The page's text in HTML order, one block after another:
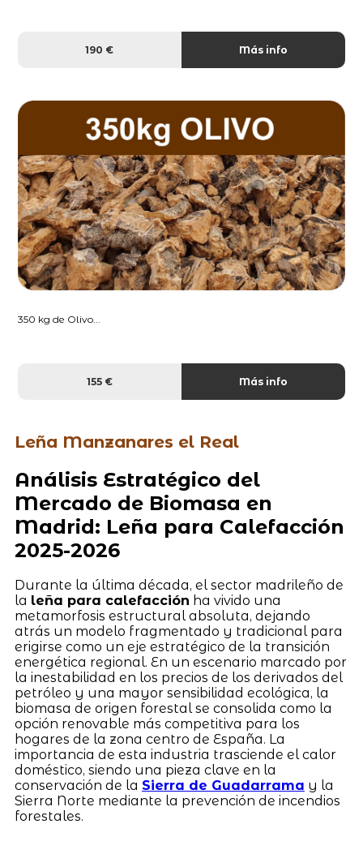
190 € Más info
350 kg de Olivo...
155 € Más info
Leña Manzanares el Real
Análisis Estratégico del
Mercado de Biomasa en
Madrid: Leña para Calefacción
2025-2026
Durante la última década, el sector madrileño de
la leña para calefacción ha vivido una
metamorfosis estructural absoluta, dejando
atrás un modelo fragmentado y tradicional para
erigirse como un eje estratégico de la transición
energética regional. En un escenario marcado por
la inestabilidad en los precios de los derivados del
petróleo y una mayor sensibilidad ecológica, la
biomasa de origen forestal se consolida como la
opción renovable más competitiva para los
hogares de la zona centro de España. La
importancia de esta industria trasciende el calor
doméstico, siendo una pieza clave en la
conservación de la Sierra de Guadarrama y la
Sierra Norte mediante la prevención de incendios
forestales.